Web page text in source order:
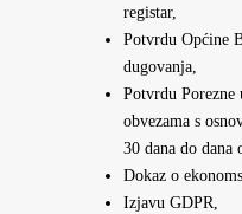
registar,
Potvrdu Općine
dugovanja,
Potvrdu
obvezama s
30 dana do dana
Dokaz o
Izjavu GDPR,